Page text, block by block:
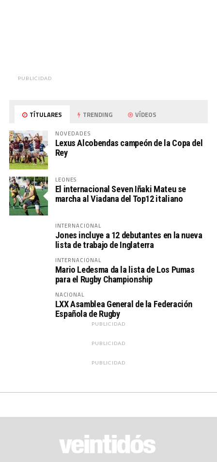
PUBLICIDAD
TÍTULARES TRENDING VÍDEOS
NOVEDADES
Lexus Alcobendas campeón de la Copa del
Rey
LEONES
El internacional Seven Iñaki Mateu se
marcha al Viadana del Top12 italiano
INTERNACIONAL
Jones incluye a 12 debutantes en la nueva
lista de trabajo de Inglaterra
INTERNACIONAL
Mario Ledesma da la lista de Los Pumas
para el Rugby Championship
NACIONAL
LXX Asamblea General de la Federación
Española de Rugby
PUBLICIDAD
PUBLICIDAD
PUBLICIDAD